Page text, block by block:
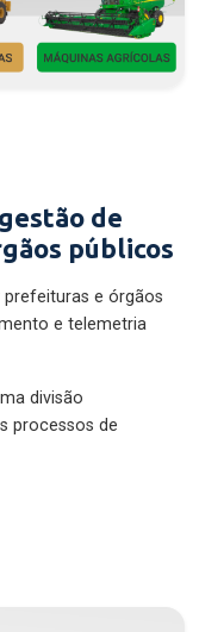
de
públicos
e órgãos
e telemetria
divisão
processos de